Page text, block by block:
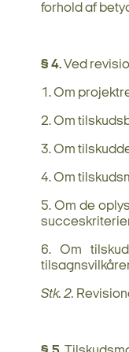
forhold af
§ 4.Ved
1. Om
2. Om
3. Om
4. Om
5. Om de
6. Om
Stk. 2.